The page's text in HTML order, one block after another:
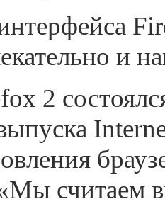
и
2
«Мы считаем